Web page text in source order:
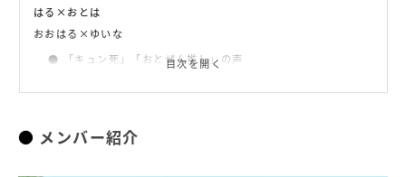
はる×おとは
おおはる×ゆいな
「キュン死」「おとぜん推し」の声
目次を開く
メンバー紹介